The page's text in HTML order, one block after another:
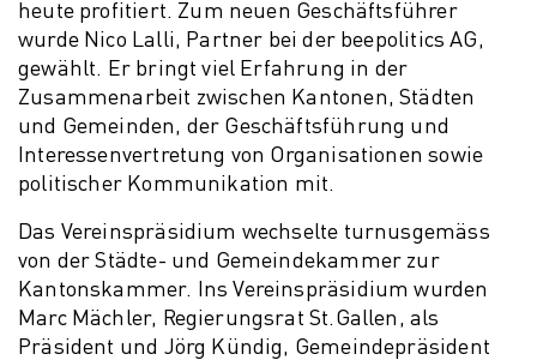
heute profitiert. Zum neuen Geschäftsführer
wurde Nico Lalli, Partner bei der beepolitics AG,
gewählt. Er bringt viel Erfahrung in der
Zusammenarbeit zwischen Kantonen, Städten
und Gemeinden, der Geschäftsführung und
Interessenvertretung von Organisationen sowie
politischer Kommunikation mit.
Das Vereinspräsidium wechselte turnusgemäss
von der Städte- und Gemeindekammer zur
Kantonskammer. Ins Vereinspräsidium wurden
Marc Mächler, Regierungsrat St.Gallen, als
Präsident und Jörg Kündig, Gemeindepräsident